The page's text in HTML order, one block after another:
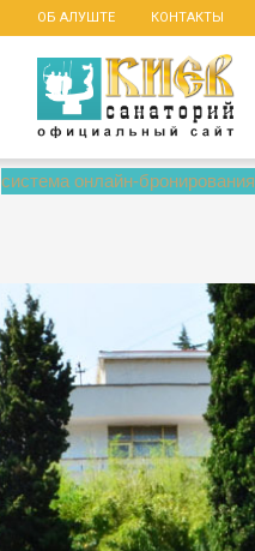
ОБ АЛУШТЕ КОНТАКТЫ
система онлайн-бронирования